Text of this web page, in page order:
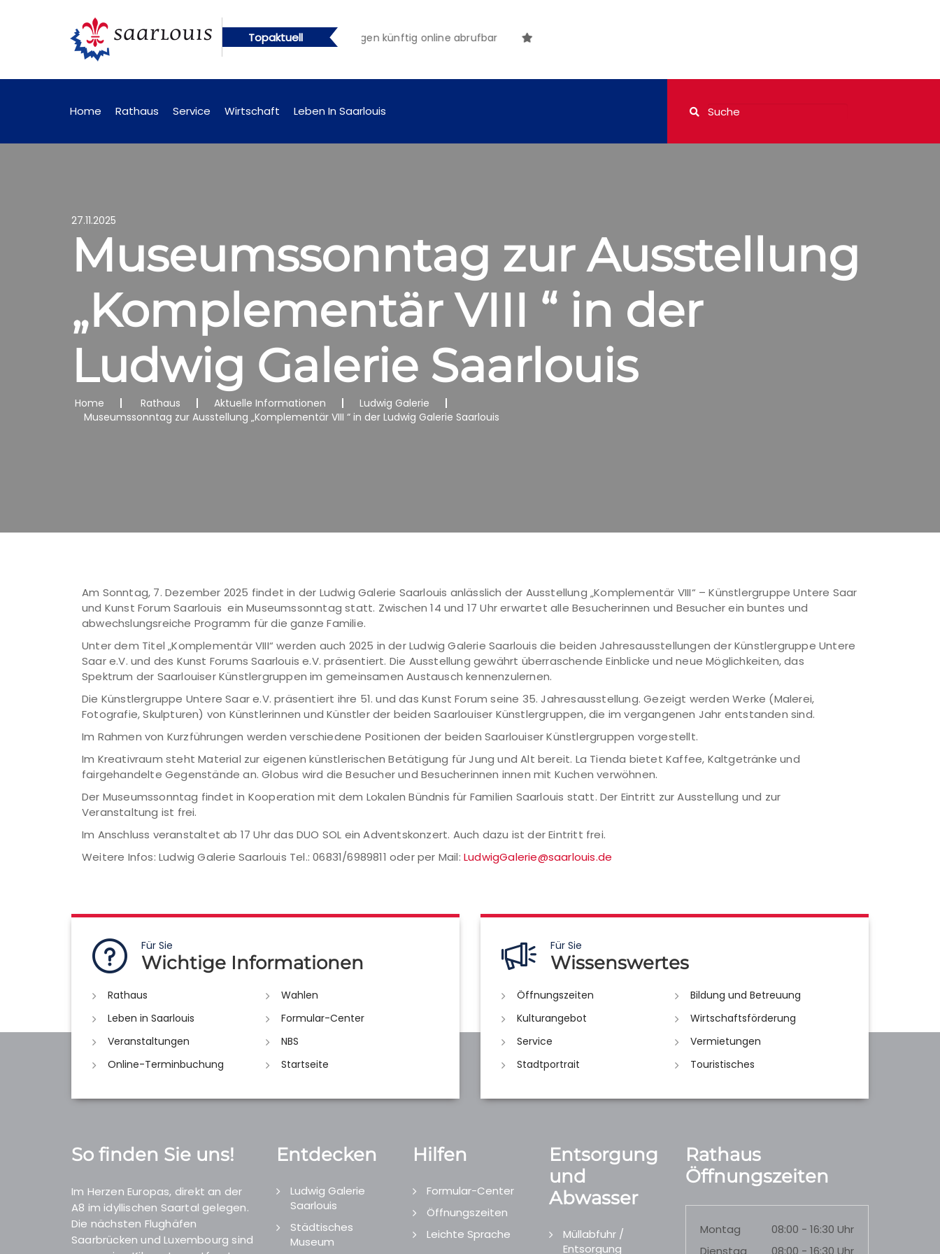
Topaktuell
künftig online abrufbar Öffentliche Bekanntmachungen künftig online abrufbar
Home Rathaus Service Wirtschaft Leben In Saarlouis
27.11.2025
Museumssonntag zur Ausstellung
„Komplementär VIII “ in der
Ludwig Galerie Saarlouis
Home Rathaus Aktuelle Informationen
Ludwig Galerie
Museumssonntag zur Ausstellung „Komplementär VIII “ in der Ludwig Galerie Saarlouis
Am Sonntag, 7. Dezember 2025 findet in der Ludwig Galerie Saarlouis anlässlich der Ausstellung „Komplementär VIII“ – Künstlergruppe Untere Saar
und Kunst Forum Saarlouis ein Museumssonntag statt. Zwischen 14 und 17 Uhr erwartet alle Besucherinnen und Besucher ein buntes und
abwechslungsreiche Programm für die ganze Familie.
Unter dem Titel „Komplementär VIII“ werden auch 2025 in der Ludwig Galerie Saarlouis die beiden Jahresausstellungen der Künstlergruppe Untere
Saar e.V. und des Kunst Forums Saarlouis e.V. präsentiert. Die Ausstellung gewährt überraschende Einblicke und neue Möglichkeiten, das
Spektrum der Saarlouiser Künstlergruppen im gemeinsamen Austausch kennenzulernen.
Die Künstlergruppe Untere Saar e.V. präsentiert ihre 51. und das Kunst Forum seine 35. Jahresausstellung. Gezeigt werden Werke (Malerei,
Fotografie, Skulpturen) von Künstlerinnen und Künstler der beiden Saarlouiser Künstlergruppen, die im vergangenen Jahr entstanden sind.
Im Rahmen von Kurzführungen werden verschiedene Positionen der beiden Saarlouiser Künstlergruppen vorgestellt.
Im Kreativraum steht Material zur eigenen künstlerischen Betätigung für Jung und Alt bereit. La Tienda bietet Kaffee, Kaltgetränke und
fairgehandelte Gegenstände an. Globus wird die Besucher und Besucherinnen innen mit Kuchen verwöhnen.
Der Museumssonntag findet in Kooperation mit dem Lokalen Bündnis für Familien Saarlouis statt. Der Eintritt zur Ausstellung und zur
Veranstaltung ist frei.
Im Anschluss veranstaltet ab 17 Uhr das DUO SOL ein Adventskonzert. Auch dazu ist der Eintritt frei.
Weitere Infos: Ludwig Galerie Saarlouis Tel.: 06831/6989811 oder per Mail:LudwigGalerie@saarlouis.de
Für Sie
Wichtige Informationen
Rathaus
Wahlen
Leben in Saarlouis
Formular-Center
Veranstaltungen
NBS
Online-Terminbuchung
Startseite
Für Sie
Wissenswertes
Öffnungszeiten
Bildung und Betreuung
Kulturangebot
Wirtschaftsförderung
Service
Vermietungen
Stadtportrait
Touristisches
So finden Sie uns!
Im Herzen Europas, direkt an der
A8 im idyllischen Saartal gelegen.
Die nächsten Flughäfen
Saarbrücken und Luxembourg sind
Entdecken
Ludwig Galerie
Saarlouis
Städtisches
Museum
Hilfen
Formular-Center
Öffnungszeiten
Leichte Sprache
Entsorgung
und
Abwasser
Müllabfuhr /
Entsorgung
Rathaus
Öffnungszeiten
Montag
08:00 - 16:30 Uhr
Dienstag
08:00 - 16:30 Uhr